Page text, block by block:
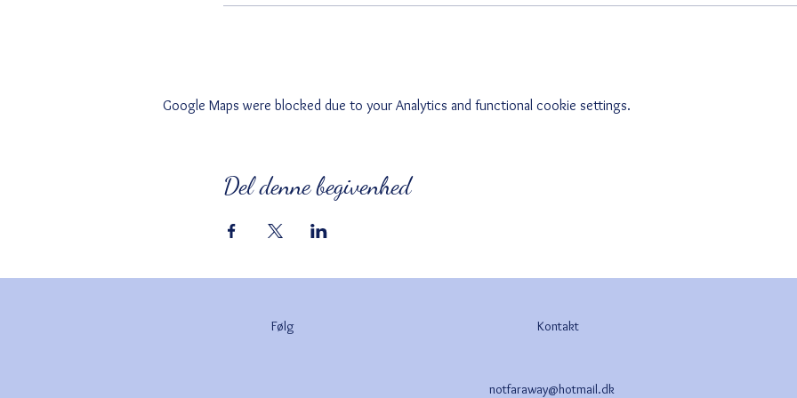
Google Maps were blocked due to your Analytics and functional cookie settings.
Del denne begivenhed
Følg Kontakt
notfaraway@hotmail.dk